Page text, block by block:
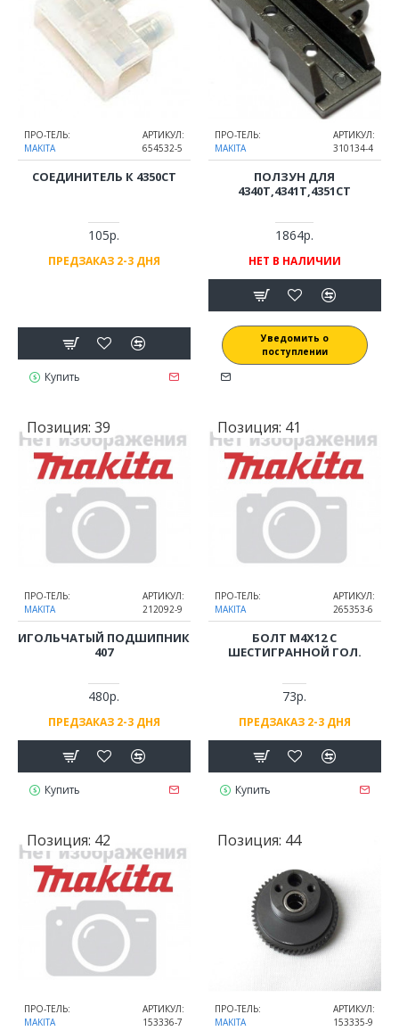
ПРО-ТЕЛЬ:
MAKITA
АРТИКУЛ:
654532-5
СОЕДИНИТЕЛЬ К 4350CT
105р.
ПРЕДЗАКАЗ 2-3 ДНЯ
Купить
ПРО-ТЕЛЬ:
MAKITA
АРТИКУЛ:
310134-4
ПОЛЗУН ДЛЯ
4340T,4341T,4351CT
1864р.
НЕТ В НАЛИЧИИ
Уведомить о
поступлении
Позиция: 39
ПРО-ТЕЛЬ:
MAKITA
АРТИКУЛ:
212092-9
ИГОЛЬЧАТЫЙ ПОДШИПНИК
407
480р.
ПРЕДЗАКАЗ 2-3 ДНЯ
Купить
Позиция: 41
ПРО-ТЕЛЬ:
MAKITA
АРТИКУЛ:
265353-6
БОЛТ M4Х12 С
ШЕСТИГРАННОЙ ГОЛ.
73р.
ПРЕДЗАКАЗ 2-3 ДНЯ
Купить
Позиция: 42
ПРО-ТЕЛЬ:
MAKITA
АРТИКУЛ:
153336-7
Позиция: 44
ПРО-ТЕЛЬ:
MAKITA
АРТИКУЛ:
153335-9